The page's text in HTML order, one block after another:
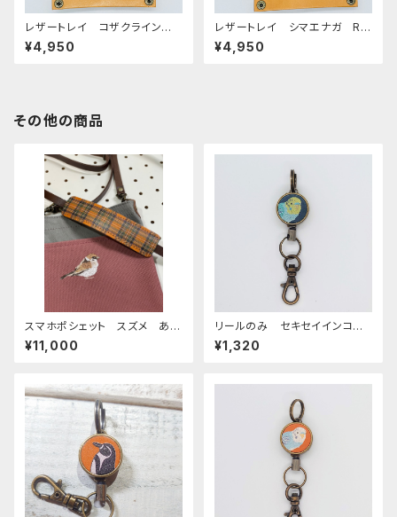
レザートレイ コザクライン
コ イエロー RedBrown
レッドブラウン 栃木レザー こ
¥4,950
レザートレイ シマエナガ Re
dBrown レッドブラウン 栃
木レザー
¥4,950
その他の商品
スマホポシェット スズメ あず
き グレー 帆布 すずめ
雀
¥11,000
リールのみ セキセイインコ
レインボー ネイビー せきせ
いいんこ
¥1,320